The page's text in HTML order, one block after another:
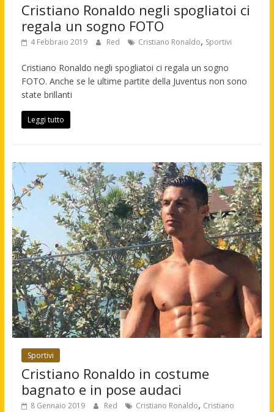
Cristiano Ronaldo negli spogliatoi ci
regala un sogno FOTO
4 Febbraio 2019 Red Cristiano Ronaldo, Sportivi
Cristiano Ronaldo negli spogliatoi ci regala un sogno
FOTO. Anche se le ultime partite della Juventus non sono
state brillanti
Leggi tutto
Sportivi
Cristiano Ronaldo in costume
bagnato e in pose audaci
8 Gennaio 2019 Red Cristiano Ronaldo, Cristiano